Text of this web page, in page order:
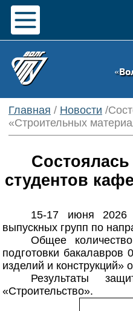
Главная / Новости /
«Строительных
студентов
15-17 июня 2026
выпускных групп по
Общее
подготовки бакалавров
изделий и
Результаты
«Строительство».